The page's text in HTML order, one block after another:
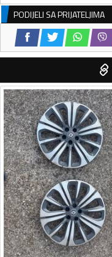
PODIJELI SA PRIJATELJIMA